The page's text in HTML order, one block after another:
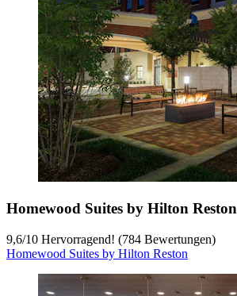
Homewood Suites by Hilton Reston
9,6/10 Hervorragend! (784 Bewertungen)
Homewood Suites by Hilton Reston